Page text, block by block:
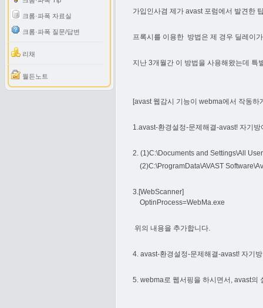
크롬·파폭 자료실
크롬·파폭 질문/답변
리채
월든노트
가입인사겸 제가 avast 포럼에서 발견한
프록시를 이용한 방법은 제 경우 딜레이
지난 3개월간 이 방법을 사용해왔는데 특
[avast 웹감시 기능이 webma에서 작동하
1.avast-환경설정-문제해결-avast! 자기
2. (1)C:\Documents and Settings\All
(2)C:\ProgramData\AVAST
3.[WebScanner]
OptinProcess=WebMa.exe
위의 내용을 추가합니다.
4. avast-환경설정-문제해결-avast! 자기
5. webma로 웹서핑을 하시면서, avast의